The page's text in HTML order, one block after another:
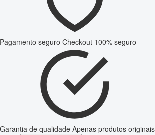
Pagamento seguro Checkout 100% seguro
Garantia de qualidade Apenas produtos originais